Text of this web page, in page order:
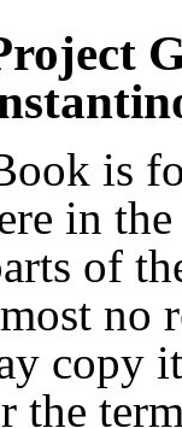
is
in
of
no
copy
the